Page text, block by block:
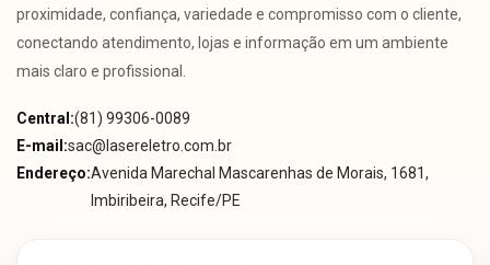
proximidade, confiança, variedade e compromisso com o cliente,
conectando atendimento, lojas e informação em um ambiente
mais claro e profissional.
Central:(81) 99306-0089
E-mail:sac@lasereletro.com.br
Endereço:Avenida Marechal Mascarenhas de Morais, 1681,
Imbiribeira, Recife/PE